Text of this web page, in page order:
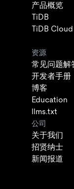
产品概览
TiDB
TiDB Cloud
资源
常见问题解
开发者手册
博客
Education
llms.txt
公司
关于我们
招贤纳士
新闻报道